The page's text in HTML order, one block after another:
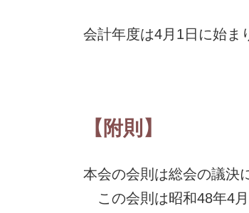
会計年度は4月1日に始ま
【附則】
本会の会則は総会の議決
この会則は昭和48年4月